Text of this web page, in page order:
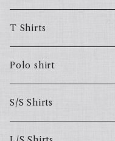
T Shirts
Polo shirt
S/S Shirts